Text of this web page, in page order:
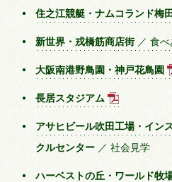
住之江競艇・ナムコランド梅
新世界・戎橋筋商店街／ 食べ
大阪南港野鳥園・神戸花鳥園
長居スタジアム
アサヒビール吹田工場・イン
クルセンター ／ 社会見学
ハーベストの丘・ワールド牧